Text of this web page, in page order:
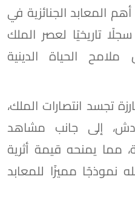
المعابد الجنائزية في
تاريخيًا لعصر الملك
الحياة الدينية
تجسد انتصارات الملك،
إلى جانب مشاهد
مما يمنحه قيمة أثرية
نموذجًا مميزًا للمعابد